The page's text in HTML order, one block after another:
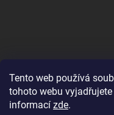
Tento web používá
tohoto webu
informací zde.